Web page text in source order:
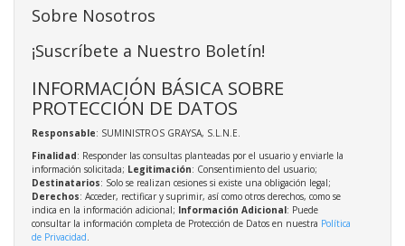
Sobre Nosotros
¡Suscríbete a Nuestro Boletín!
INFORMACIÓN BÁSICA SOBRE
PROTECCIÓN DE DATOS
Responsable: SUMINISTROS GRAYSA, S.L.N.E.
Finalidad: Responder las consultas planteadas por el usuario y enviarle la
información solicitada; Legitimación: Consentimiento del usuario;
Destinatarios: Solo se realizan cesiones si existe una obligación legal;
Derechos: Acceder, rectificar y suprimir, así como otros derechos, como se
indica en la información adicional; Información Adicional: Puede
consultar la información completa de Protección de Datos en nuestra Política
de Privacidad